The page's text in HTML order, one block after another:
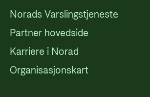
Norads Varslingstjeneste
Partner hovedside
Karriere i Norad
Organisasjonskart